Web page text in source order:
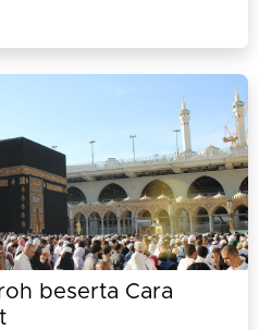
beserta Cara